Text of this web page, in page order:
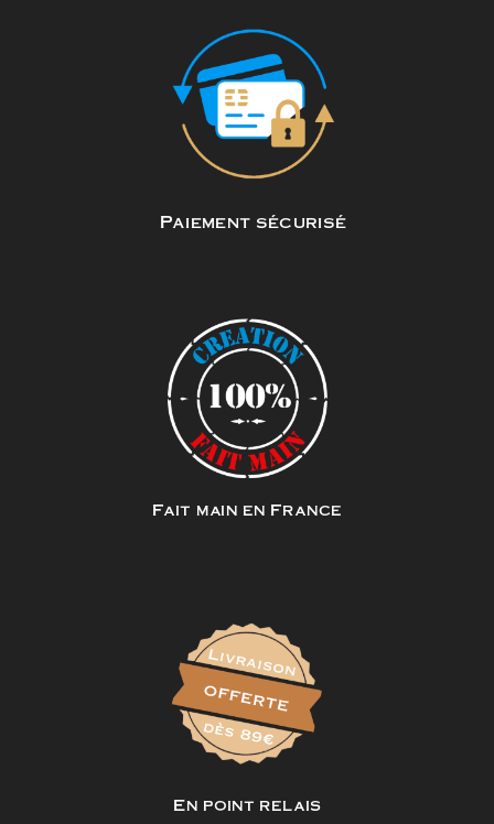
Paiement sécurisé
Fait main en France
En point relais